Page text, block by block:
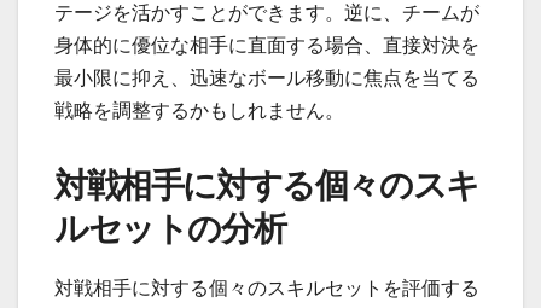
テージを活かすことができます。逆に、チームが
身体的に優位な相手に直面する場合、直接対決を
最小限に抑え、迅速なボール移動に焦点を当てる
戦略を調整するかもしれません。
対戦相手に対する個々のスキ
ルセットの分析
対戦相手に対する個々のスキルセットを評価する